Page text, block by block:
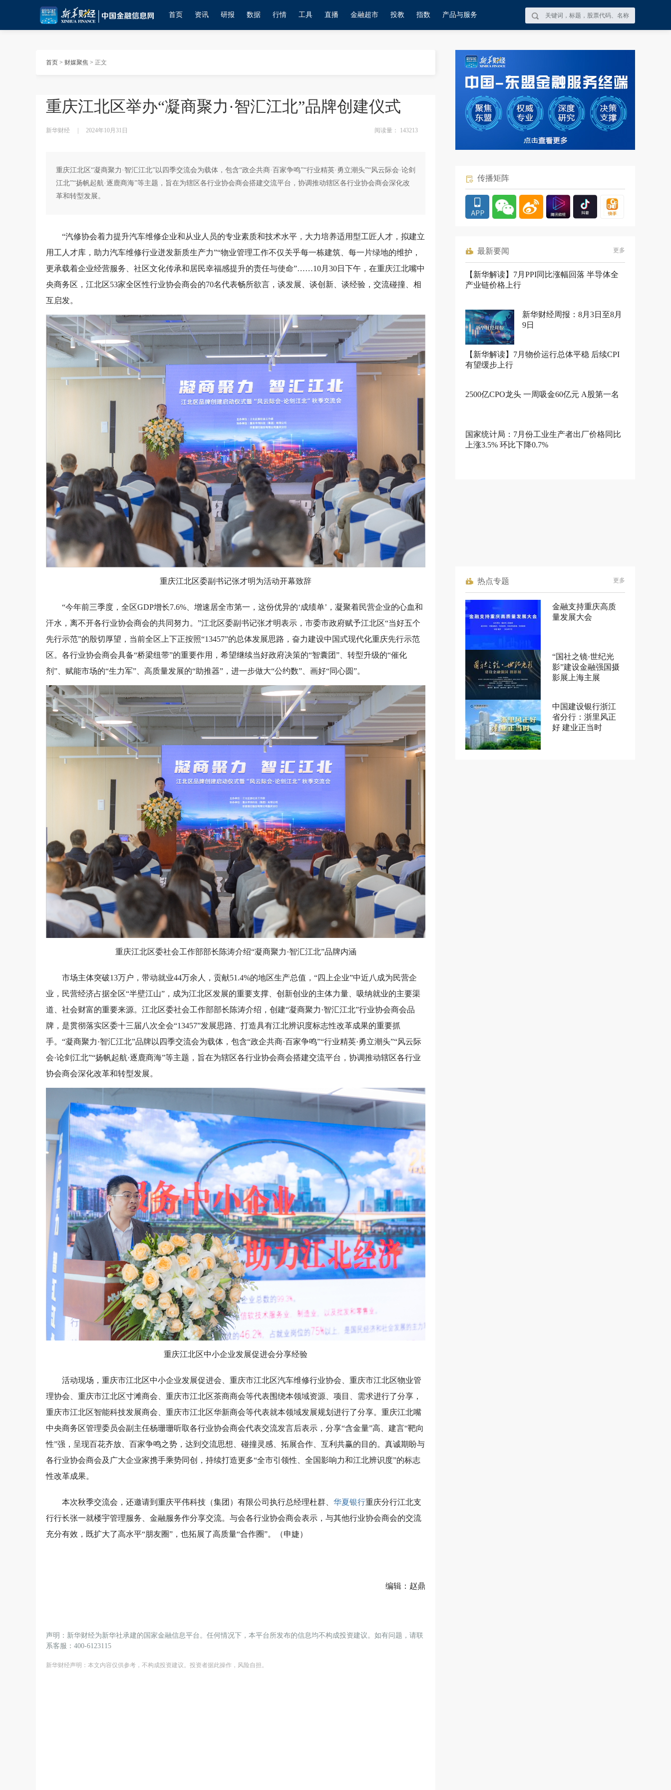
首页 资讯 研报 数据 行情 工具 直播 金融超市 投教 指数 产品与服务
首页 > 财媒聚焦 > 正文
重庆江北区举办“凝商聚力·智汇江北”品牌创建仪式
新华财经 2024年10月31日 阅读量： 143213
重庆江北区“凝商聚力·智汇江北”以四季交流会为载体，包含“政企共商·百家争鸣”“行业精英·勇立潮头”“风云际会·论剑
江北”“扬帆起航·逐鹿商海”等主题，旨在为辖区各行业协会商会搭建交流平台，协调推动辖区各行业协会商会深化改
革和转型发展。
“汽修协会着力提升汽车维修企业和从业人员的专业素质和技术水平，大力培养适用型工匠人才，拟建立
用工人才库，助力汽车维修行业迸发新质生产力”“物业管理工作不仅关乎每一栋建筑、每一片绿地的维护，
更承载着企业经营服务、社区文化传承和居民幸福感提升的责任与使命”……10月30日下午，在重庆江北嘴中
央商务区，江北区53家全区性行业协会商会的70名代表畅所欲言，谈发展、谈创新、谈经验，交流碰撞、相
互启发。
重庆江北区委副书记张才明为活动开幕致辞
“今年前三季度，全区GDP增长7.6%、增速居全市第一，这份优异的‘成绩单’，凝聚着民营企业的心血和
汗水，离不开各行业协会商会的共同努力。”江北区委副书记张才明表示，市委市政府赋予江北区“当好五个
先行示范”的殷切厚望，当前全区上下正按照“13457”的总体发展思路，奋力建设中国式现代化重庆先行示范
区。各行业协会商会具备“桥梁纽带”的重要作用，希望继续当好政府决策的“智囊团”、转型升级的“催化
剂”、赋能市场的“生力军”、高质量发展的“助推器”，进一步做大“公约数”、画好“同心圆”。
重庆江北区委社会工作部部长陈涛介绍“凝商聚力·智汇江北”品牌内涵
市场主体突破13万户，带动就业44万余人，贡献51.4%的地区生产总值，“四上企业”中近八成为民营企
业，民营经济占据全区“半壁江山”，成为江北区发展的重要支撑、创新创业的主体力量、吸纳就业的主要渠
道、社会财富的重要来源。江北区委社会工作部部长陈涛介绍，创建“凝商聚力·智汇江北”行业协会商会品
牌，是贯彻落实区委十三届八次全会“13457”发展思路、打造具有江北辨识度标志性改革成果的重要抓
手。“凝商聚力·智汇江北”品牌以四季交流会为载体，包含“政企共商·百家争鸣”“行业精英·勇立潮头”“风云际
会·论剑江北”“扬帆起航·逐鹿商海”等主题，旨在为辖区各行业协会商会搭建交流平台，协调推动辖区各行业
协会商会深化改革和转型发展。
重庆江北区中小企业发展促进会分享经验
活动现场，重庆市江北区中小企业发展促进会、重庆市江北区汽车维修行业协会、重庆市江北区物业管
理协会、重庆市江北区寸滩商会、重庆市江北区茶商商会等代表围绕本领域资源、项目、需求进行了分享，
重庆市江北区智能科技发展商会、重庆市江北区华新商会等代表就本领域发展规划进行了分享。重庆江北嘴
中央商务区管理委员会副主任杨珊珊听取各行业协会商会代表交流发言后表示，分享“含金量”高、建言“靶向
性”强，呈现百花齐放、百家争鸣之势，达到交流思想、碰撞灵感、拓展合作、互利共赢的目的。真诚期盼与
各行业协会商会及广大企业家携手乘势同创，持续打造更多“全市引领性、全国影响力和江北辨识度”的标志
性改革成果。
本次秋季交流会，还邀请到重庆平伟科技（集团）有限公司执行总经理杜群、 华夏银行重庆分行江北支
行行长张一就楼宇管理服务、金融服务作分享交流。与会各行业协会商会表示，与其他行业协会商会的交流
充分有效，既扩大了高水平“朋友圈”，也拓展了高质量“合作圈”。（申婕）
编辑：赵鼎
声明：新华财经为新华社承建的国家金融信息平台。任何情况下，本平台所发布的信息均不构成投资建议。如有问题，请联
系客服：400-6123115
新华财经声明：本文内容仅供参考，不构成投资建议。投资者据此操作，风险自担。
传播矩阵
最新要闻 更多
【新华解读】7月PPI同比涨幅回落 半导体全
产业链价格上行
新华财经周报：8月3日至8月
9日
【新华解读】7月物价运行总体平稳 后续CPI
有望缓步上行
2500亿CPO龙头 一周吸金60亿元 A股第一名
国家统计局：7月份工业生产者出厂价格同比
上涨3.5% 环比下降0.7%
热点专题 更多
金融支持重庆高质
量发展大会
“国社之镜·世纪光
影”建设金融强国摄
影展上海主展
中国建设银行浙江
省分行：浙里风正
好 建业正当时